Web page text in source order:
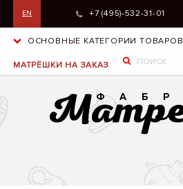
EN +7 (495)-532-31-01
ОСНОВНЫЕ КАТЕГОРИИ ТОВАРОВ
МАТРЁШКИ НА ЗАКАЗ